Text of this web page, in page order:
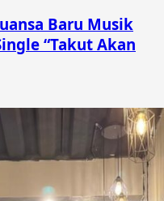
Baru Musik
“Takut Akan